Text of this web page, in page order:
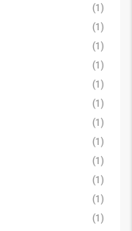
(1)
(1)
(1)
(1)
(1)
(1)
(1)
(1)
(1)
(1)
(1)
(1)